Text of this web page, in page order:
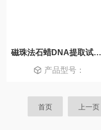
磁珠法石蜡DNA提取试剂盒
产品型号：
首页 上一页